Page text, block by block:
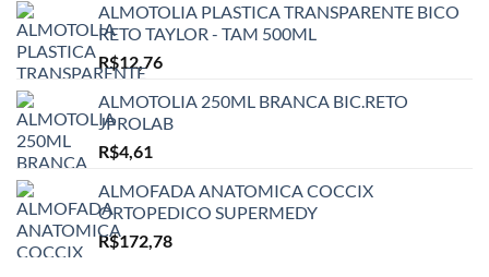
ALMOTOLIA PLASTICA TRANSPARENTE BICO
RETO TAYLOR - TAM 500ML
R$12,76
ALMOTOLIA 250ML BRANCA BIC.RETO
JPROLAB
R$4,61
ALMOFADA ANATOMICA COCCIX
ORTOPEDICO SUPERMEDY
R$172,78